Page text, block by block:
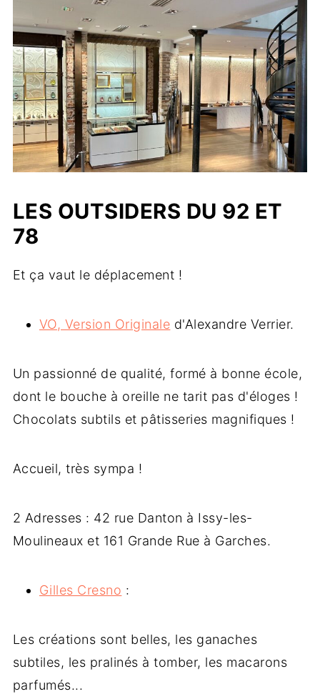
LES OUTSIDERS DU 92 ET
78
Et ça vaut le déplacement !
VO, Version Originale d'Alexandre Verrier.
Un passionné de qualité, formé à bonne école,
dont le bouche à oreille ne tarit pas d'éloges !
Chocolats subtils et pâtisseries magnifiques !
Accueil, très sympa !
2 Adresses : 42 rue Danton à Issy-les-
Moulineaux et 161 Grande Rue à Garches.
Gilles Cresno :
Les créations sont belles, les ganaches
subtiles, les pralinés à tomber, les macarons
parfumés...